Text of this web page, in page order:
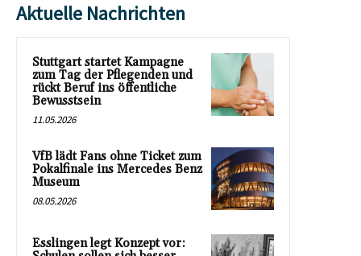
Aktuelle Nachrichten
Stuttgart startet Kampagne
zum Tag der Pflegenden und
rückt Beruf ins öffentliche
Bewusstsein
11.05.2026
VfB lädt Fans ohne Ticket zum
Pokalfinale ins Mercedes Benz
Museum
08.05.2026
Esslingen legt Konzept vor: